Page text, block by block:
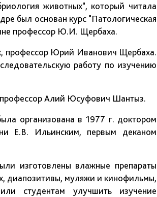
животных", который читала
был основан курс "Патологическая
профессор Ю.И. Щербаха.
профессор Юрий Иванович Щербаха.
работу по изучению
Алий Юсуфович Шантыз.
организована в 1977 г. доктором
Е.В. Ильинским, первым деканом
влажные препараты
диапозитивы, муляжи и кинофильмы,
студентам улучшить изучение